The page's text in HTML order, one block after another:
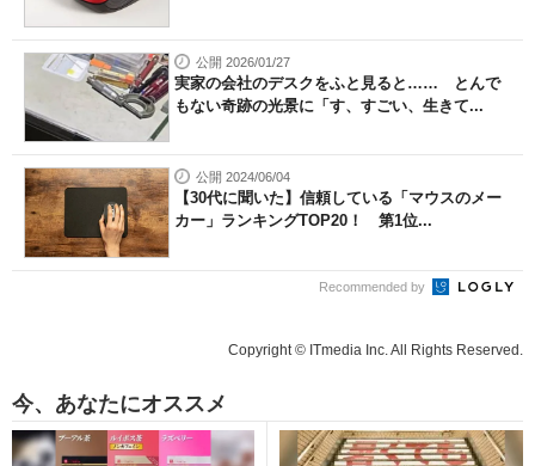
公開 2026/01/27
実家の会社のデスクをふと見ると…… とんで
もない奇跡の光景に「す、すごい、生きて...
公開 2024/06/04
【30代に聞いた】信頼している「マウスのメー
カー」ランキングTOP20！ 第1位...
Recommended by
Copyright © ITmedia Inc. All Rights Reserved.
今、あなたにオススメ